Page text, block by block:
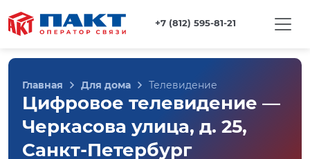
+7 (812) 595-81-21
Главная Для дома Телевидение
Цифровое телевидение —
Черкасова улица, д. 25,
Санкт-Петербург